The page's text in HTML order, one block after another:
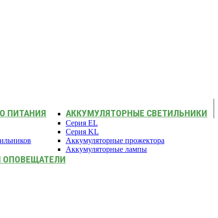
ПИТАНИЯ АККУМУЛЯТОРНЫЕ СВЕТИЛЬНИКИ
Серия EL
Серия KL
Аккумуляторные прожектора
Аккумуляторные лампы
ОПОВЕЩАТЕЛИ